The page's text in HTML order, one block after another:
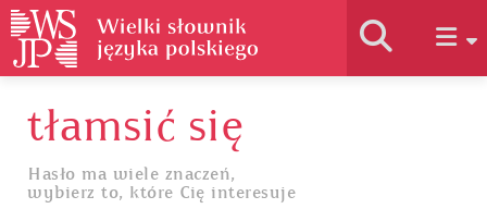
Historia słownika
Jak korzystać
tłamsić się
Hasło ma wiele znaczeń,
wybierz to, które Cię interesuje